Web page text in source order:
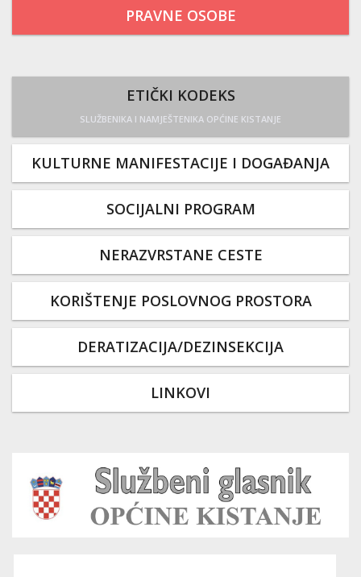
PRAVNE OSOBE
ETIČKI KODEKS
SLUŽBENIKA I NAMJEŠTENIKA OPĆINE KISTANJE
KULTURNE MANIFESTACIJE I DOGAĐANJA
SOCIJALNI PROGRAM
NERAZVRSTANE CESTE
KORIŠTENJE POSLOVNOG PROSTORA
DERATIZACIJA/DEZINSEKCIJA
LINKOVI